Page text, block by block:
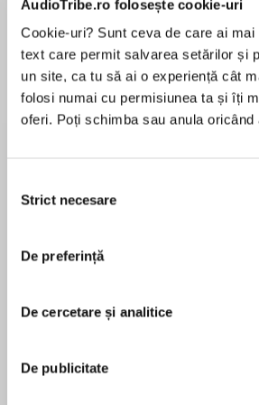
AudioTribe.ro folosește cookie-uri
Cookie-uri? Sunt ceva de care ai
text care permit salvarea setărilor și
un site, ca tu să ai o experiență cât
folosi numai cu permisiunea ta și îți
oferi. Poți schimba sau anula oricând
consimțământului
Strict necesare
De preferință
De cercetare și analitice
De publicitate
Desprecarte
The chilling new thriller by the
in their cars. As day breaks,
argument? Was it drugs,
must have acted together. No-
It is only over time that theories
pentru această carte
Zoran Drvenkar was born in